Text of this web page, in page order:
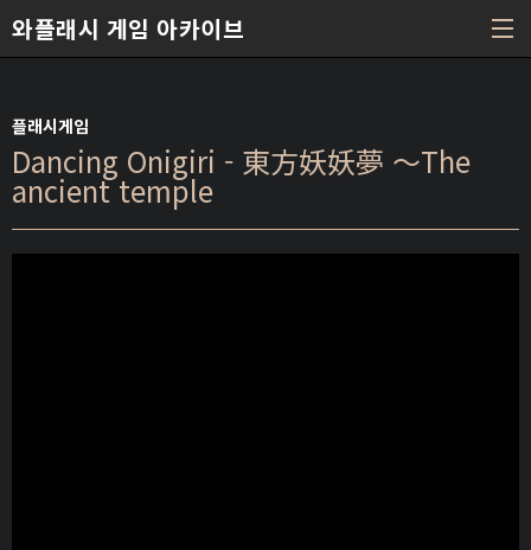
와플래시 게임 아카이브
플래시게임
Dancing Onigiri - 東方妖妖夢 ～The
ancient temple